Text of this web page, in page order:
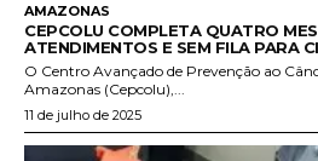
AMAZONAS
CEPCOLU COMPLETA QUATRO
ATENDIMENTOS E SEM FILA PARA
O Centro Avançado de Prevenção ao
Amazonas (Cepcolu),...
11 de julho de 2025